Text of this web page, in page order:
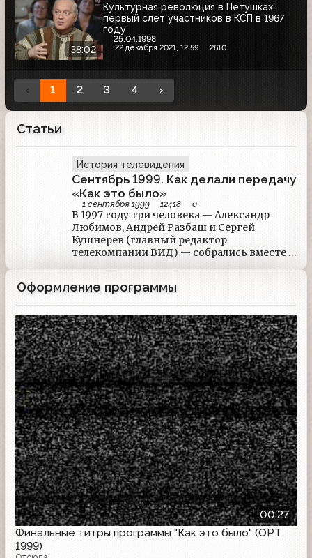
38:02
Культурная революция в Петушках:
первый слет участников в КСП в 1967
году
25.04.1998
22 декабря 2021, 12:59 2610
‹ 1 2 3 4 ›
Статьи
История телевидения
Сентябрь 1999. Как делали передачу
«Как это было»
1 сентября 1999 12418 0
В 1997 году три человека — Александр
Любимов, Андрей Разбаш и Сергей
Кушнерев (главный редактор
телекомпании ВИД) — собрались вместе и
решили, что на нашем телевидении не
исторического расследования. К тому
времени с телеэкранов было сказано,
казалось, уже все и обо всем, и сам собой
напрашивался вывод: лучшие новые темы
для передачи — это хорошо забытые
старые.
Оформление программы
00:27
Финальные титры программы "Как это было" (ОРТ,
1999)
Заставка программы